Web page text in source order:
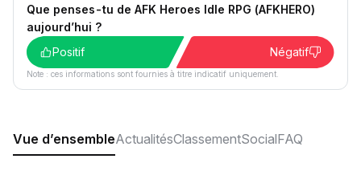
Que penses-tu de AFK Heroes Idle RPG (AFKHERO)
aujourd’hui ?
Positif
Négatif
Note : ces informations sont fournies à titre indicatif uniquement.
Vue d’ensembleActualitésClassementSocialFAQ